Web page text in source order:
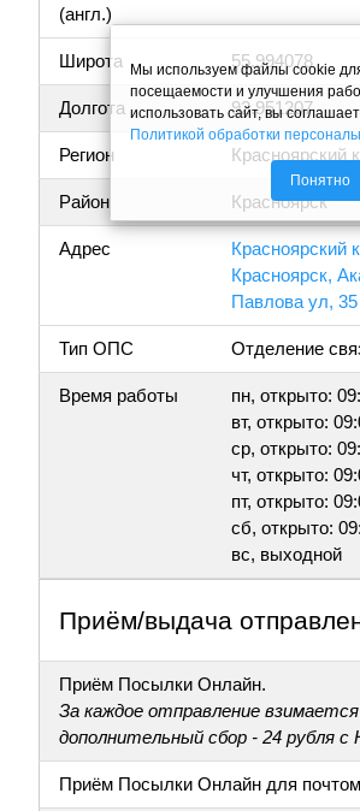
(англ.)
Широта 55.994078
Долгота 92.951207
Регион Красноярский
Район Красноярск
Адрес
Красноярский
Красноярск,
Павлова ул, 35
Тип ОПС Отделение
Время работы
пн, открыто:
вт, открыто:
ср, открыто:
чт, открыто:
пт, открыто:
сб, открыто:
вс, выходной
Приём/выдача
Приём Посылки Онлайн.
За каждое отправление взимается
дополнительный сбор - 24 рубля
Приём Посылки Онлайн для
Мы используем файлы cookie
посещаемости и улучшения
использовать сайт, вы
Политикой обработки
Понятно